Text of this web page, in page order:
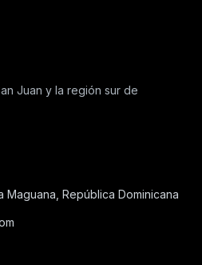
Juan y la región sur de
Maguana, República Dominicana